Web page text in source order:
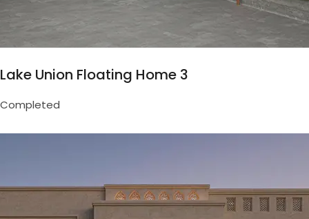
Lake Union Floating Home 3
Completed